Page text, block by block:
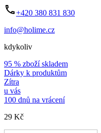
+420 380 831 830
info@holime.cz
kdykoliv
95 % zboží skladem
Dárky k produktům
Zítra
u vás
100 dnů na vrácení
29 Kč